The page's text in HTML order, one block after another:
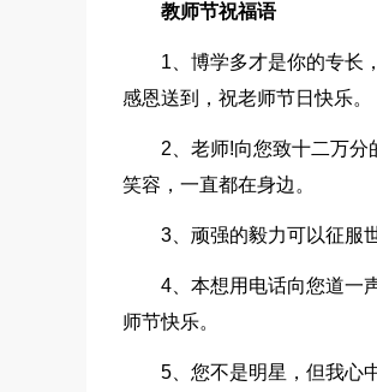
教师节祝福语
1、博学多才是你的专长
感恩送到，祝老师节日快乐。
2、老师!向您致十二万
笑容，一直都在身边。
3、顽强的毅力可以征服
4、本想用电话向您道一
师节快乐。
5、您不是明星，但我心